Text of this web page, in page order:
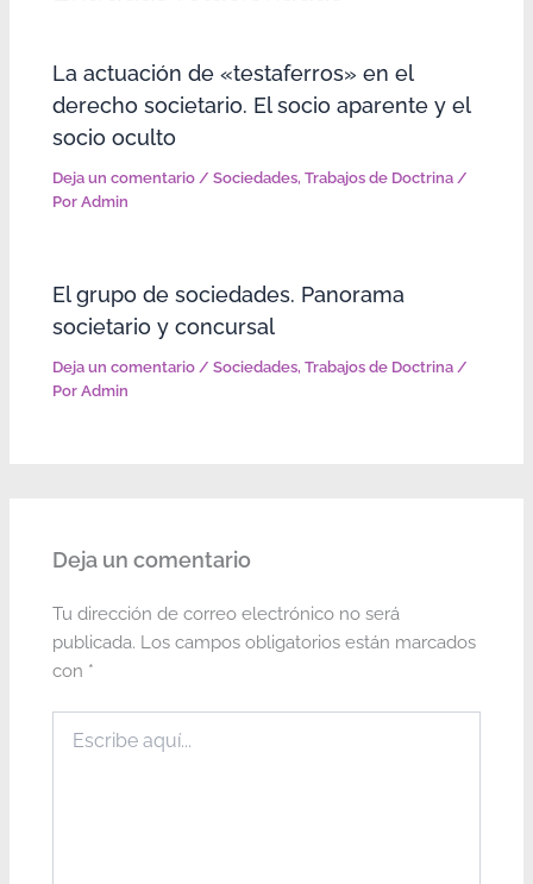
La actuación de «testaferros» en el
derecho societario. El socio aparente y el
socio oculto
Deja un comentario /Sociedades,Trabajos de Doctrina /
PorAdmin
El grupo de sociedades. Panorama
societario y concursal
Deja un comentario /Sociedades,Trabajos de Doctrina /
PorAdmin
Deja un comentario
Tu dirección de correo electrónico no será
publicada. Los campos obligatorios están marcados
con *
aquí...